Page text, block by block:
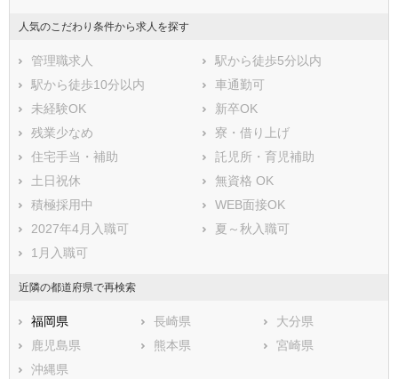
人気のこだわり条件から求人を探す
管理職求人
駅から徒歩5分以内
駅から徒歩10分以内
車通勤可
未経験OK
新卒OK
残業少なめ
寮・借り上げ
住宅手当・補助
託児所・育児補助
土日祝休
無資格 OK
積極採用中
WEB面接OK
2027年4月入職可
夏～秋入職可
1月入職可
近隣の都道府県で再検索
福岡県 長崎県
大分県
鹿児島県
熊本県
宮崎県
沖縄県